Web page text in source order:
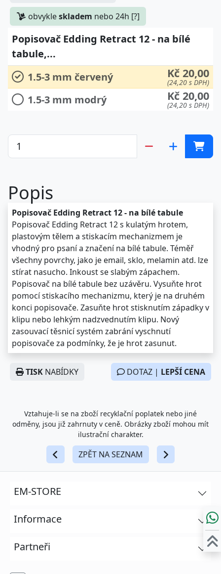
obvykleskladem nebo 24h [?]
Popisovač Edding Retract 12 - na bílé
tabule,...
1.5-3 mm červený
Kč 20,00
(24,20 s DPH)
1.5-3 mm modrý Kč 20,00
(24,20 s DPH)
Popis
Popisovač Edding Retract 12 - na bílé tabule
Popisovač Edding Retract 12 s kulatým hrotem,
plastovým tělem a stiskacím mechanizmem je
vhodný pro psaní a značení na bílé tabule. Téměř
všechny povrchy, jako je email, sklo, melamin atd. lze
stírat nasucho. Inkoust se slabým zápachem.
Popisovač na bílé tabule bez uzávěru. Vysuňte hrot
pomocí stiskacího mechanizmu, který je na druhém
konci popisovače. Zasuňte hrot stisknutím západky v
klipu nebo lehkým nadzvednutím klipu. Nový
zasouvací těsnicí systém zabrání vyschnutí
popisovače za podmínky, že je hrot zasunut.
TISK NABÍDKY DOTAZ | LEPŠÍ CENA
Vztahuje-li se na zboží recyklační poplatek nebo jiné
odměny, jsou již zahrnuty v ceně. Obrázky zboží mohou mít
ilustrační charakter.
ZPĚT NA SEZNAM
EM-STORE
Informace
Partneři